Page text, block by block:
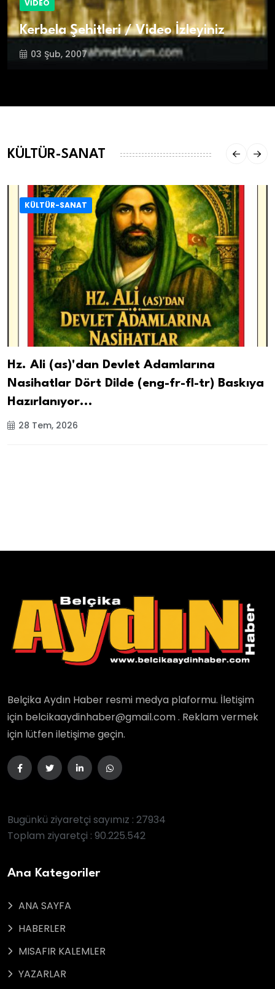
VİDEO
Kerbela Şehitleri / Video İzleyiniz
03 Şub, 2007
KÜLTÜR-SANAT
KÜLTÜR-SANAT
Hz. Ali (as)'dan Devlet Adamlarına
Nasihatlar Dört Dilde (eng-fr-fl-tr) Baskıya
Hazırlanıyor...
28 Tem, 2026
Belçika Aydın Haber resmi medya plaformu. İletişim
için belcikaaydinhaber@gmail.com . Reklam vermek
için lütfen iletişime geçin.
Bugünkü ziyaretçi sayımız : 27934
Toplam ziyaretçi : 90.225.542
Ana Kategoriler
ANA SAYFA
HABERLER
MISAFIR KALEMLER
YAZARLAR